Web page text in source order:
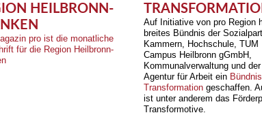
HEILBRONN-
pro ist die monatliche
für die Region Heilbronn-
Auf Initiative von pro Region
breites Bündnis der
Kammern, Hochschule, TUM
Campus Heilbronn gGmbH,
Kommunalverwaltung und der
Agentur für Arbeit ein
Transformationgeschaffen.
ist unter anderem das
Transformotive.